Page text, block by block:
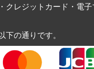
クレジットカード・電
下の通りです。